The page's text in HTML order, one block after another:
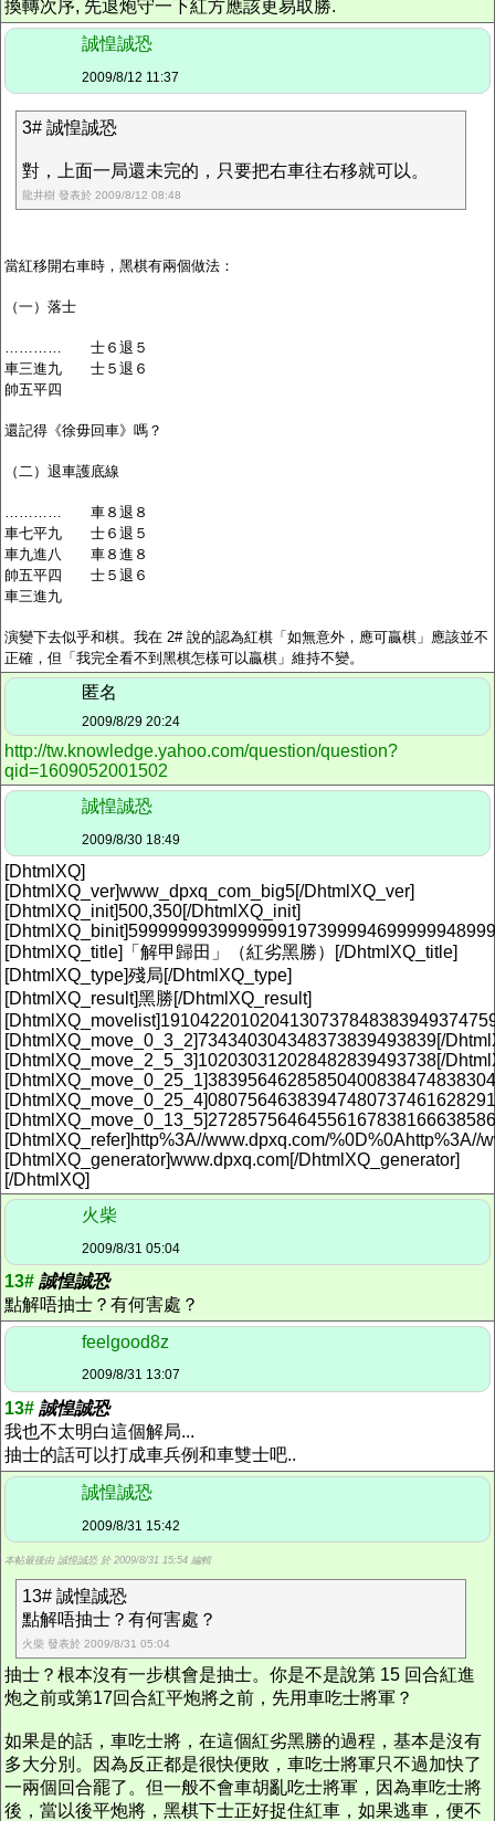
換轉次序, 先退炮守一下紅方應該更易取勝.
誠惶誠恐
2009/8/12 11:37
3# 誠惶誠恐
對，上面一局還未完的，只要把右車往右移就可以。
龍井樹 發表於 2009/8/12 08:48
當紅移開右車時，黑棋有兩個做法：
（一）落士
………… 士６退５
車三進九 士５退６
帥五平四
還記得《徐毋回車》嗎？
（二）退車護底線
………… 車８退８
車七平九 士６退５
車九進八 車８進８
帥五平四 士５退６
車三進九
演變下去似乎和棋。我在 2# 說的認為紅棋「如無意外，應可贏棋」應該並不
正確，但「我完全看不到黑棋怎樣可以贏棋」維持不變。
匿名
2009/8/29 20:24
http://tw.knowledge.yahoo.com/question/question?
qid=1609052001502
誠惶誠恐
2009/8/30 18:49
[DhtmlXQ]
[DhtmlXQ_ver]www_dpxq_com_big5[/DhtmlXQ_ver]
[DhtmlXQ_init]500,350[/DhtmlXQ_init]
[DhtmlXQ_title]「解甲歸田」（紅劣黑勝）[/DhtmlXQ_title]
[DhtmlXQ_type]殘局[/DhtmlXQ_type]
[DhtmlXQ_result]黑勝[/DhtmlXQ_result]
[DhtmlXQ_move_0_3_2]734340304348373839493839[/
[DhtmlXQ_move_2_5_3]102030312028482839493738[/
[DhtmlXQ_refer]http%3A//www.dpxq.com/
[DhtmlXQ_generator]www.dpxq.com[/DhtmlXQ_generator]
[/DhtmlXQ]
火柴
2009/8/31 05:04
13# 誠惶誠恐
點解唔抽士？有何害處？
feelgood8z
2009/8/31 13:07
13# 誠惶誠恐
我也不太明白這個解局...
抽士的話可以打成車兵例和車雙士吧..
誠惶誠恐
2009/8/31 15:42
本帖最後由 誠惶誠恐 於 2009/8/31 15:54 編輯
13# 誠惶誠恐
點解唔抽士？有何害處？
火柴 發表於 2009/8/31 05:04
抽士？根本沒有一步棋會是抽士。你是不是說第 15 回合紅進
炮之前或第17回合紅平炮將之前，先用車吃士將軍？
如果是的話，車吃士將，在這個紅劣黑勝的過程，基本是沒有
多大分別。因為反正都是很快便敗，車吃士將軍只不過加快了
一兩個回合罷了。但一般不會車胡亂吃士將軍，因為車吃士將
後，當以後平炮將，黑棋下士正好捉住紅車，如果逃車，便不